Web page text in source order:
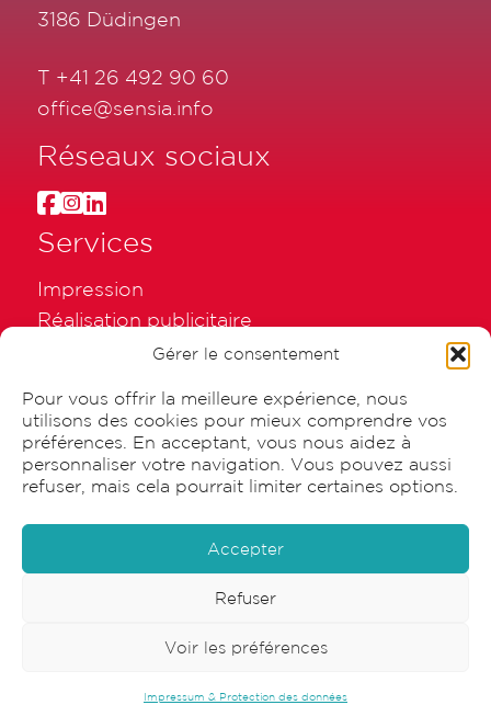
Gérer le consentement
Pour vous offrir la meilleure expérience, nous
utilisons des cookies pour mieux comprendre vos
préférences. En acceptant, vous nous aidez à
personnaliser votre navigation. Vous pouvez aussi
refuser, mais cela pourrait limiter certaines options.
Accepter
Refuser
Voir les préférences
Impressum & Protection des données
3186 Düdingen
T +41 26 492 90 60
office@sensia.info
Réseaux sociaux
Services
Impression
Réalisation publicitaire
© 2026 Canisius SA |
Impressum & Protection des données